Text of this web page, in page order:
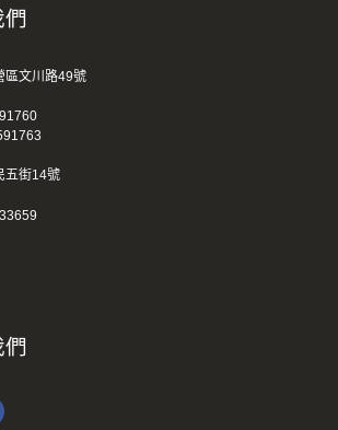
區文川路49號
五街14號